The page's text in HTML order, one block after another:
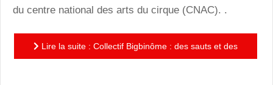
du centre national des arts du cirque (CNAC). .
Lire la suite : Collectif Bigbinôme : des sauts et des